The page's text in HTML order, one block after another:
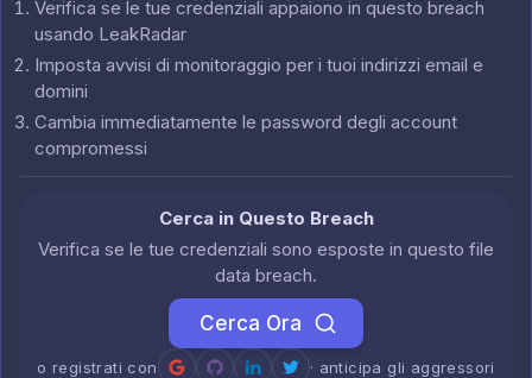
Verifica se le tue credenziali appaiono in questo breach
usando LeakRadar
Imposta avvisi di monitoraggio per i tuoi indirizzi email e
domini
Cambia immediatamente le password degli account
compromessi
Cerca in Questo Breach
Verifica se le tue credenziali sono esposte in questo file
data breach.
Cerca Ora
o registrati con · anticipa gli aggressori